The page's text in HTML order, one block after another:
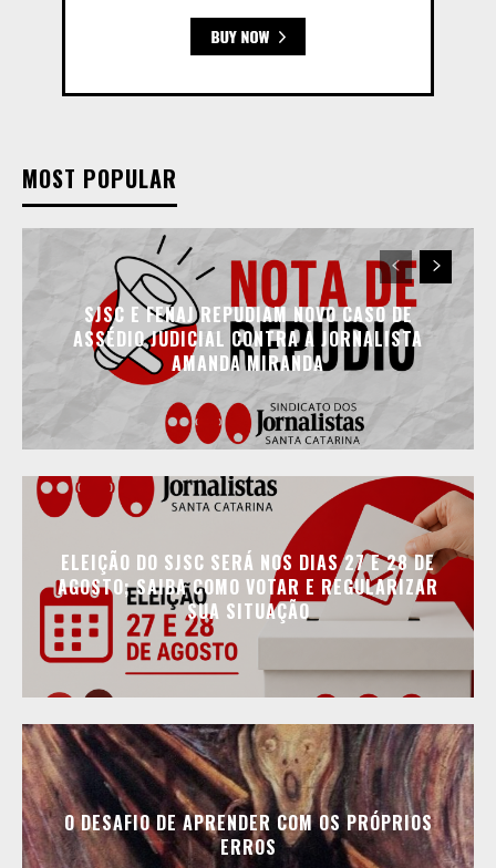
MOST POPULAR
SJSC E FENAJ REPUDIAM NOVO CASO DE
ASSÉDIO JUDICIAL CONTRA A JORNALISTA
AMANDA MIRANDA
ELEIÇÃO DO SJSC SERÁ NOS DIAS 27 E 28 DE
AGOSTO; SAIBA COMO VOTAR E REGULARIZAR
SUA SITUAÇÃO
O DESAFIO DE APRENDER COM OS PRÓPRIOS
ERROS